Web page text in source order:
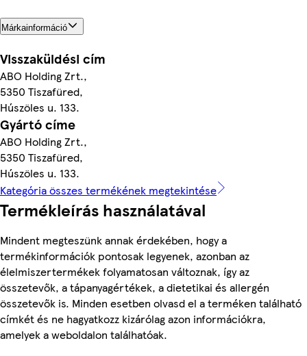
Márkainformáció
Visszaküldési cím
ABO Holding Zrt.,
5350 Tiszafüred,
Húszöles u. 133.
Gyártó címe
ABO Holding Zrt.,
5350 Tiszafüred,
Húszöles u. 133.
Kategória összes termékének megtekintése
Termékleírás használatával
Mindent megteszünk annak érdekében, hogy a
termékinformációk pontosak legyenek, azonban az
élelmiszertermékek folyamatosan változnak, így az
összetevők, a tápanyagértékek, a dietetikai és allergén
összetevők is. Minden esetben olvasd el a terméken található
címkét és ne hagyatkozz kizárólag azon információkra,
amelyek a weboldalon találhatóak.